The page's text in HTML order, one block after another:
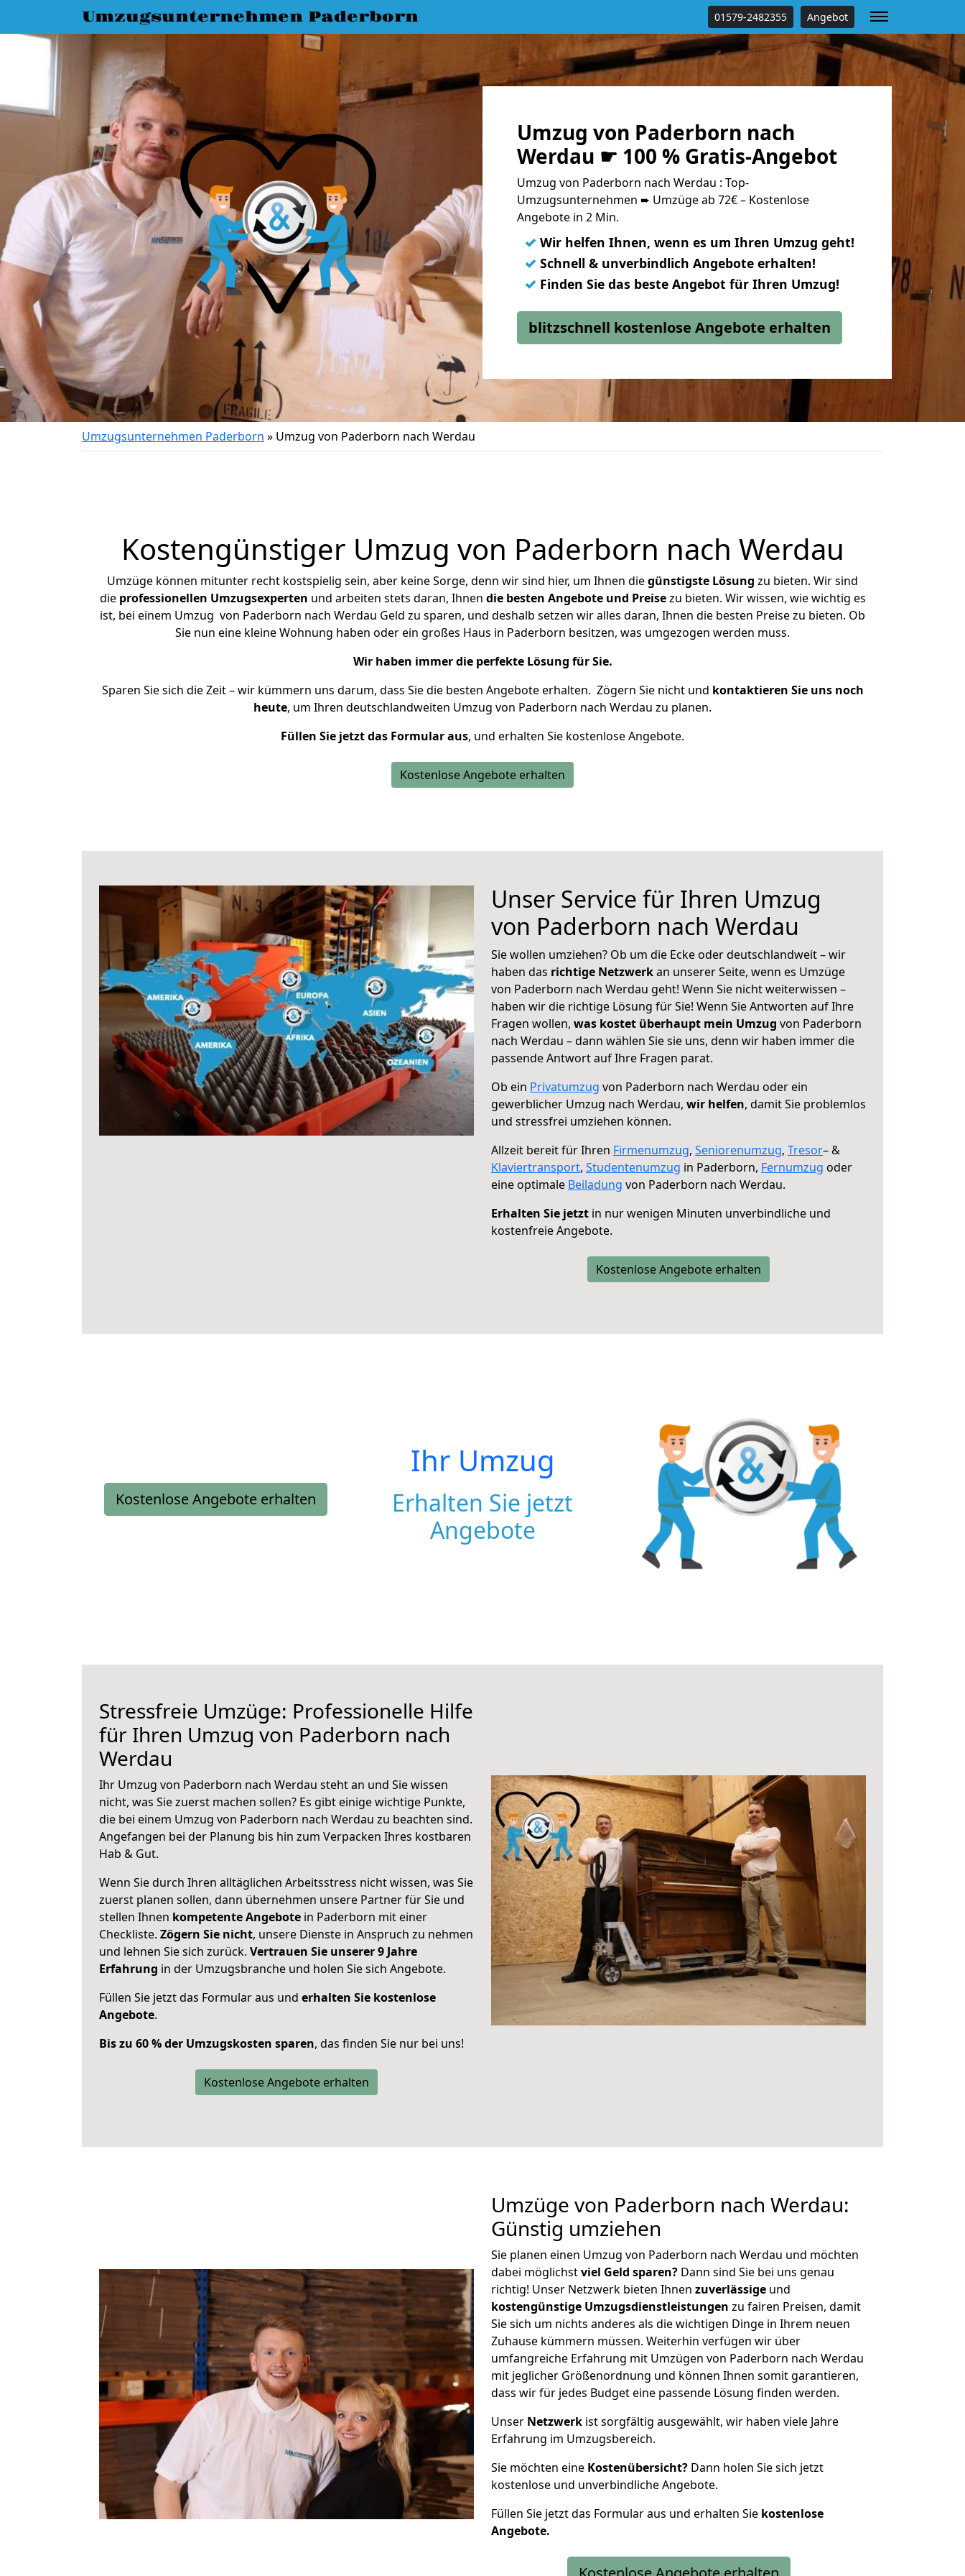
Umzugsunternehmen Paderborn 01579-2482355 Angebot
Umzug von Paderborn nach
Werdau ☛ 100 % Gratis-Angebot
Umzug von Paderborn nach Werdau : Top-
Umzugsunternehmen ➨ Umzüge ab 72€ – Kostenlose
Angebote in 2 Min.
✓ Wir helfen Ihnen, wenn es um Ihren Umzug geht!
✓ Schnell & unverbindlich Angebote erhalten!
✓ Finden Sie das beste Angebot für Ihren Umzug!
blitzschnell kostenlose Angebote erhalten
Umzugsunternehmen Paderborn » Umzug von Paderborn nach Werdau
Kostengünstiger Umzug von Paderborn nach Werdau
Umzüge können mitunter recht kostspielig sein, aber keine Sorge, denn wir sind hier, um Ihnen diegünstigste Lösung zu bieten. Wir sind
die professionellen Umzugsexperten und arbeiten stets daran, Ihnen die besten Angebote und Preisezu bieten. Wir wissen, wie wichtig es
ist, bei einem Umzug von Paderborn nach Werdau Geld zu sparen, und deshalb setzen wir alles daran, Ihnen die besten Preise zu bieten. Ob
Sie nun eine kleine Wohnung haben oder ein großes Haus in Paderborn besitzen, was umgezogen werden muss.
Wir haben immer die perfekte Lösung für Sie.
Sparen Sie sich die Zeit – wir kümmern uns darum, dass Sie die besten Angebote erhalten. Zögern Sie nicht und kontaktieren Sie uns noch
heute, um Ihren deutschlandweiten Umzug von Paderborn nach Werdau zu planen.
Füllen Sie jetzt das Formular aus, und erhalten Sie kostenlose Angebote.
Kostenlose Angebote erhalten
Unser Service für Ihren Umzug
von Paderborn nach Werdau
Sie wollen umziehen? Ob um die Ecke oder deutschlandweit – wir
haben das richtige Netzwerkan unserer Seite, wenn es Umzüge
von Paderborn nach Werdau geht! Wenn Sie nicht weiterwissen –
haben wir die richtige Lösung für Sie! Wenn Sie Antworten auf Ihre
Fragen wollen, was kostet überhaupt mein Umzug von Paderborn
nach Werdau – dann wählen Sie sie uns, denn wir haben immer die
passende Antwort auf Ihre Fragen parat.
Ob ein Privatumzug von Paderborn nach Werdau oder ein
gewerblicher Umzug nach Werdau, wir helfen, damit Sie problemlos
und stressfrei umziehen können.
Allzeit bereit für Ihren Firmenumzug, Seniorenumzug, Tresor– &
Klaviertransport, Studentenumzug in Paderborn, Fernumzug oder
eine optimale Beiladung von Paderborn nach Werdau.
Erhalten Sie jetzt in nur wenigen Minuten unverbindliche und
kostenfreie Angebote.
Kostenlose Angebote erhalten
Kostenlose Angebote erhalten
Ihr Umzug
Erhalten Sie jetzt
Angebote
Stressfreie Umzüge: Professionelle Hilfe
für Ihren Umzug von Paderborn nach
Werdau
Ihr Umzug von Paderborn nach Werdau steht an und Sie wissen
nicht, was Sie zuerst machen sollen? Es gibt einige wichtige Punkte,
die bei einem Umzug von Paderborn nach Werdau zu beachten sind.
Angefangen bei der Planung bis hin zum Verpacken Ihres kostbaren
Hab & Gut.
Wenn Sie durch Ihren alltäglichen Arbeitsstress nicht wissen, was Sie
zuerst planen sollen, dann übernehmen unsere Partner für Sie und
stellen Ihnen kompetente Angebote in Paderborn mit einer
Checkliste. Zögern Sie nicht, unsere Dienste in Anspruch zu nehmen
und lehnen Sie sich zurück. Vertrauen Sie unserer 9 Jahre
Erfahrung in der Umzugsbranche und holen Sie sich Angebote.
Füllen Sie jetzt das Formular aus und erhalten Sie kostenlose
Angebote.
Bis zu 60 % der Umzugskosten sparen, das finden Sie nur bei uns!
Kostenlose Angebote erhalten
Umzüge von Paderborn nach Werdau:
Günstig umziehen
Sie planen einen Umzug von Paderborn nach Werdau und möchten
dabei möglichstviel Geld sparen? Dann sind Sie bei uns genau
richtig! Unser Netzwerk bieten Ihnen zuverlässige und
kostengünstige Umzugsdienstleistungen zu fairen Preisen, damit
Sie sich um nichts anderes als die wichtigen Dinge in Ihrem neuen
Zuhause kümmern müssen. Weiterhin verfügen wir über
umfangreiche Erfahrung mit Umzügen von Paderborn nach Werdau
mit jeglicher Größenordnung und können Ihnen somit garantieren,
dass wir für jedes Budget eine passende Lösung finden werden.
Unser Netzwerk ist sorgfältig ausgewählt, wir haben viele Jahre
Erfahrung im Umzugsbereich.
Sie möchten eine Kostenübersicht? Dann holen Sie sich jetzt
kostenlose und unverbindliche Angebote.
Füllen Sie jetzt das Formular aus und erhalten Sie kostenlose
Angebote.